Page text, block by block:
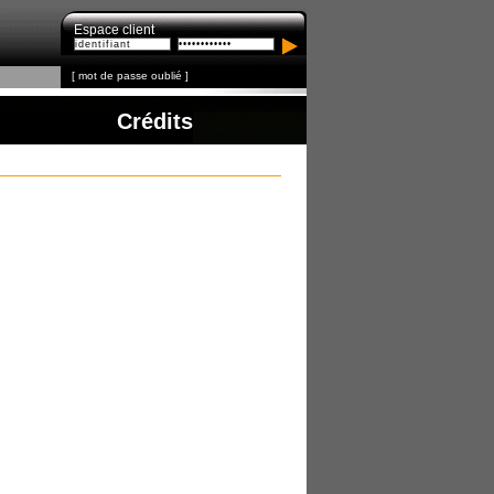
Espace client
[ mot de passe oublié ]
Crédits